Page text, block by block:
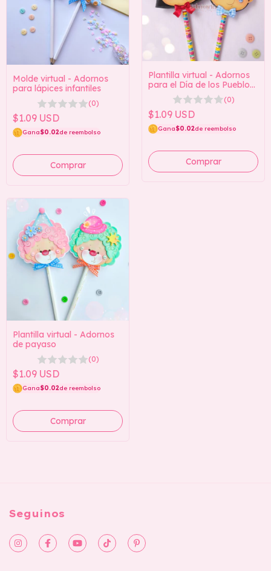
Molde virtual - Adornos
para lápices infantiles
(0)
$1.09 USD
Gana$0.02de reembolso
Plantilla virtual - Adornos
para el Día de los Pueblos
Indígenas
(0)
$1.09 USD
Gana$0.02de reembolso
Plantilla virtual - Adornos
de payaso
(0)
$1.09 USD
Gana$0.02de reembolso
Seguinos